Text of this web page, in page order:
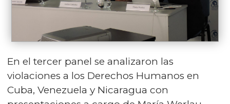
En el tercer panel se analizaron las
violaciones a los Derechos Humanos en
Cuba, Venezuela y Nicaragua con